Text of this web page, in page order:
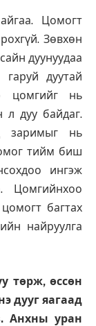
Цомогт
Зөвхөн
дуунуудаа
дуутай
цомгийг нь
л дуу байдаг.
заримыг нь
тийм биш
ингэж
Цомгийнхоо
багтах
найруулга
төрж, өссөн
дууг яагаад
Анхны уран